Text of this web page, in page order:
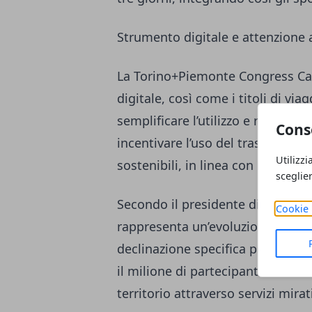
Cookie
Strumento digitale e attenzione
La Torino+Piemonte Congress
digitale, così come i titoli di
semplificare l’utilizzo e ridurre
incentivare l’uso del trasporto
sostenibili, in linea con le
Secondo il presidente di
rappresenta un’evoluzione
declinazione specifica per il
il milione di partecipanti.
territorio attraverso servizi